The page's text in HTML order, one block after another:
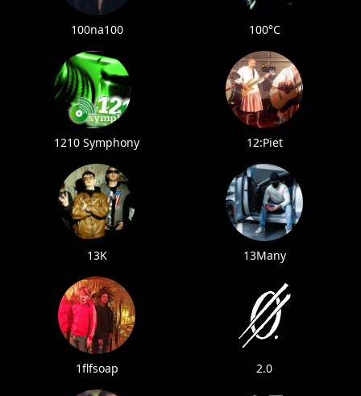
100na100 100°C
1210 Symphony 12:Piet
13K 13Many
1flfsoap 2.0